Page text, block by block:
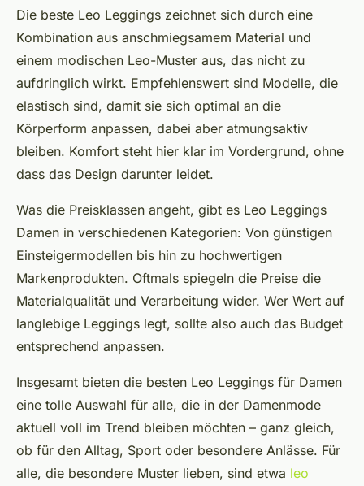
Die beste Leo Leggings zeichnet sich durch eine
Kombination aus anschmiegsamem Material und
einem modischen Leo-Muster aus, das nicht zu
aufdringlich wirkt. Empfehlenswert sind Modelle, die
elastisch sind, damit sie sich optimal an die
Körperform anpassen, dabei aber atmungsaktiv
bleiben. Komfort steht hier klar im Vordergrund, ohne
dass das Design darunter leidet.
Was die Preisklassen angeht, gibt es Leo Leggings
Damen in verschiedenen Kategorien: Von günstigen
Einsteigermodellen bis hin zu hochwertigen
Markenprodukten. Oftmals spiegeln die Preise die
Materialqualität und Verarbeitung wider. Wer Wert auf
langlebige Leggings legt, sollte also auch das Budget
entsprechend anpassen.
Insgesamt bieten die besten Leo Leggings für Damen
eine tolle Auswahl für alle, die in der Damenmode
aktuell voll im Trend bleiben möchten – ganz gleich,
ob für den Alltag, Sport oder besondere Anlässe. Für
alle, die besondere Muster lieben, sind etwa leo